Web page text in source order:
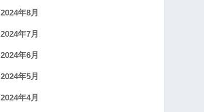
2024年8月
2024年7月
2024年6月
2024年5月
2024年4月